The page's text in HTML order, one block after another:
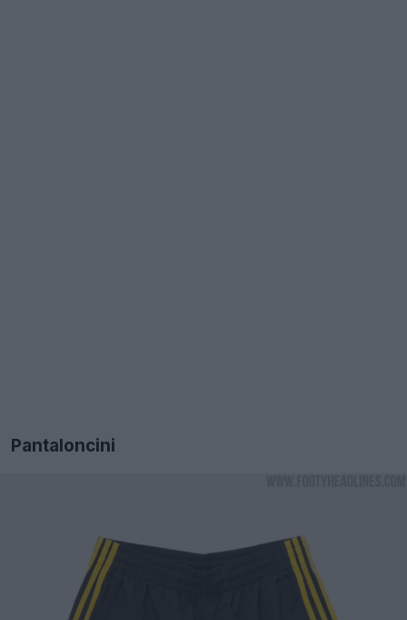
Pantaloncini